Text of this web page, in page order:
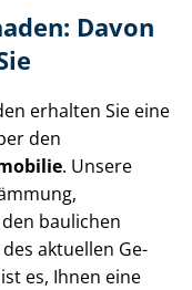
Davon
erhalten Sie eine
den
. Unsere
baulichen
aktuellen Ge­
es, Ihnen eine